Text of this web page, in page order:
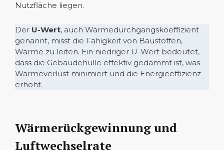
Nutzfläche liegen.
Der U-Wert, auch Wärmedurchgangskoeffizient
genannt, misst die Fähigkeit von Baustoffen,
Wärme zu leiten. Ein niedriger U-Wert bedeutet,
dass die Gebäudehülle effektiv gedämmt ist, was
Wärmeverlust minimiert und die Energieeffizienz
erhöht.
Wärmerückgewinnung und
Luftwechselrate